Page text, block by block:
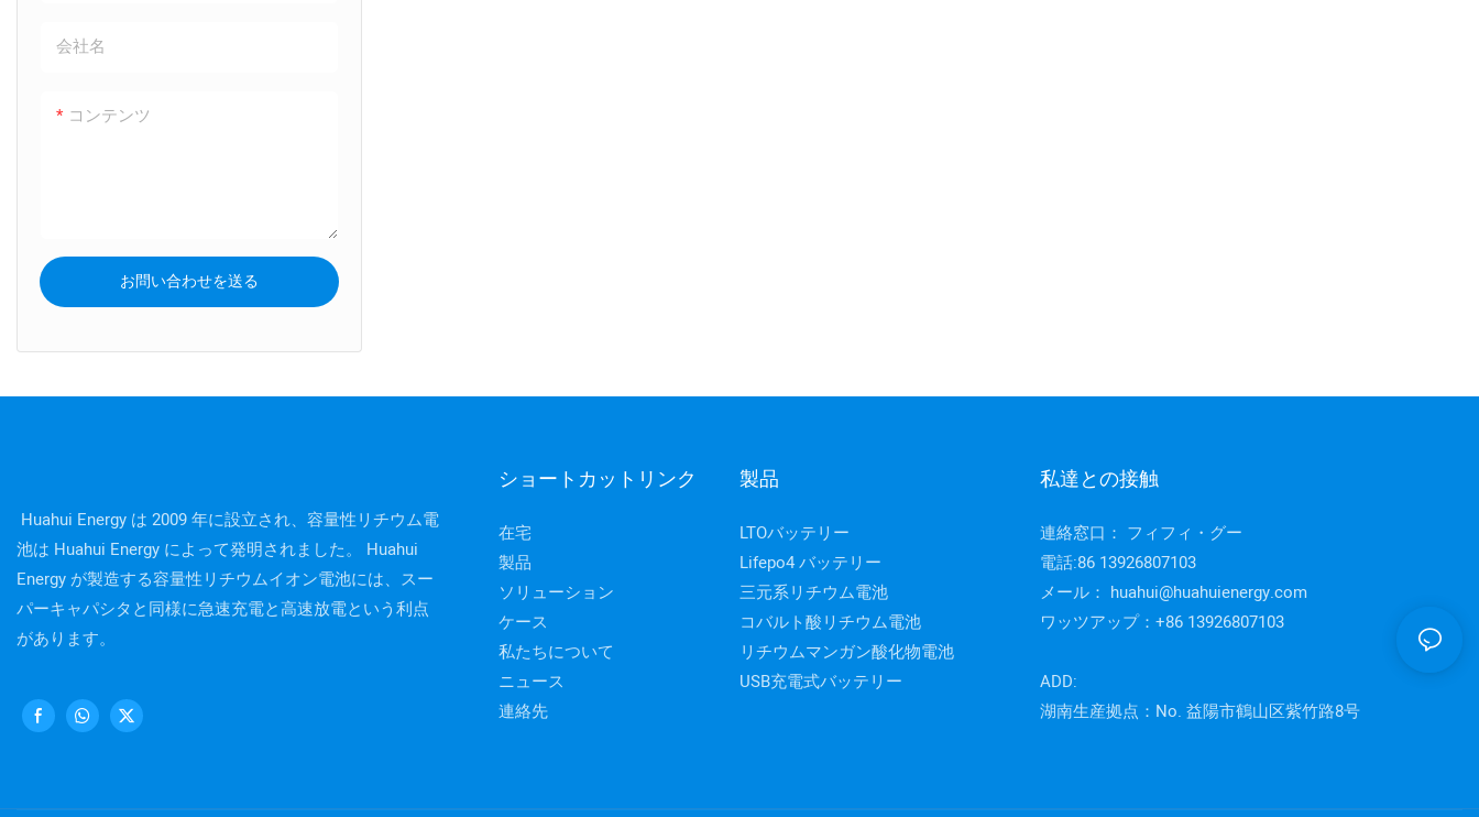
会社名
コンテンツ
お問い合わせを送る
Huahui Energy は 2009 年に設立され、容量性リチウム電
池は Huahui Energy によって発明されました。 Huahui
Energy が製造する容量性リチウムイオン電池には、スー
パーキャパシタと同様に急速充電と高速放電という利点
があります。
ショートカットリンク
在宅
製品
ソリューション
ケース
私たちについて
ニュース
連絡先
製品
LTOバッテリー
Lifepo4 バッテリー
三元系リチウム電池
コバルト酸リチウム電池
リチウムマンガン酸化物電池
USB充電式バッテリー
私達との接触
連絡窓口： フィフィ・グー
電話:86 13926807103
メール： huahui@huahuienergy.com
ワッツアップ：+86 13926807103
ADD:
湖南生産拠点：No. 益陽市鶴山区紫竹路8号